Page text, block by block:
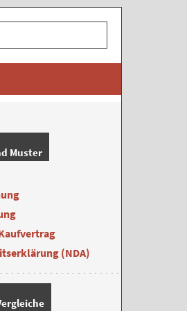
Muster
(NDA)